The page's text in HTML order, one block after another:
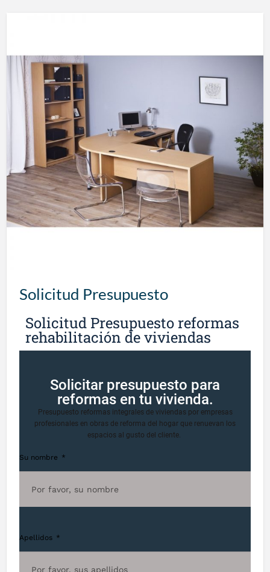
Solicitud Presupuesto
Solicitud Presupuesto reformas
rehabilitación de viviendas
Solicitar presupuesto para
reformas en tu vivienda.
Presupuesto reformas integrales de viviendas por empresas
profesionales en obras de reforma del hogar que renuevan los
espacios al gusto del cliente.
Su nombre
Apellidos